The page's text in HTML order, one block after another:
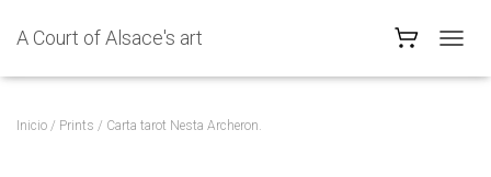
A Court of Alsace's art
A
Inicio / Prints / Carta tarot Nesta Archeron.